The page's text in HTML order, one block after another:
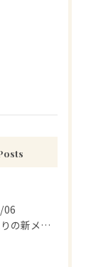
06
夏にぴったりの新メニューをお試しください。